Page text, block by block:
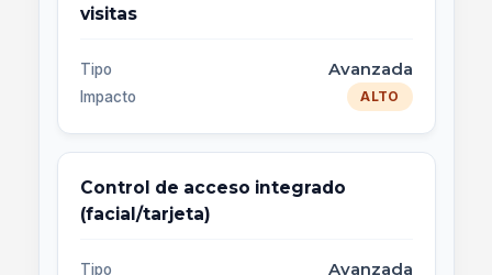
visitas
Tipo Avanzada
Impacto ALTO
Control de acceso integrado
(facial/tarjeta)
Tipo Avanzada